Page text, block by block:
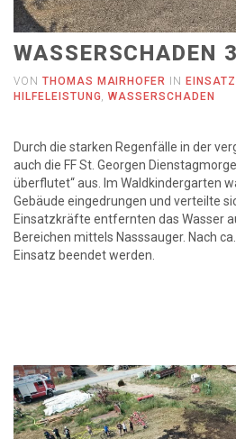
WASSERSCHADEN
VON THOMAS MAIRHOFER INEINSATZ
HILFELEISTUNG
,WASSERSCHADEN
Durch die starken Regenfälle in der
auch die FF St. Georgen
überflutet“ aus. Im Waldkindergarten
Gebäude eingedrungen und verteilte
Einsatzkräfte entfernten das Wasser
Bereichen mittels Nasssauger. Nach
Einsatz beendet werden.